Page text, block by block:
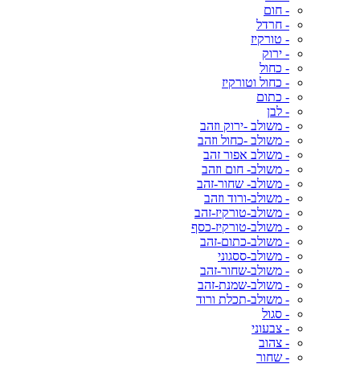
- חום
- חרדל
- טורקיז
- ירוק
- כחול
- כחול וטורקיז
- כתום
- לבן
- משולב -ירוק וזהב
- משולב -כחול וזהב
- משולב אפור זהב
- משולב- חום וזהב
- משולב- שחור-זהב
- משולב-ורוד וזהב
- משולב-טורקיז-זהב
- משולב-טורקיז-כסף
- משולב-כתום-זהב
- משולב-ססגוני
- משולב-שחור-זהב
- משולב-שמנת-זהב
- משולב-תכלת ורוד
- סגול
- צבעוני
- צהוב
- שחור